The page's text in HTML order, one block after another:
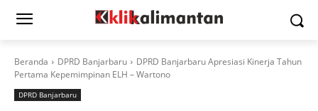
Beranda DPRD Banjarbaru
DPRD Banjarbaru Apresiasi Kinerja Tahun
Pertama Kepemimpinan ELH – Wartono
DPRD Banjarbaru